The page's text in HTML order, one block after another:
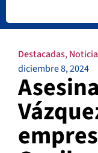
Destacadas,
diciembre 8, 2024